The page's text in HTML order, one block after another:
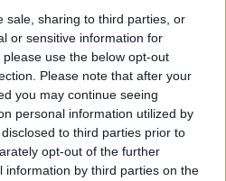
sale, sharing to third parties, or
or sensitive information for
use the below opt-out
Please note that after your
you may continue seeing
personal information utilized by
to third parties prior to
opt-out of the further
information by third parties on the
után